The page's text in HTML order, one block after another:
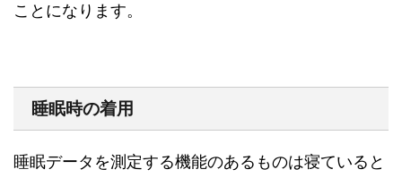
ことになります。
睡眠時の着用
睡眠データを測定する機能のあるものは寝ていると